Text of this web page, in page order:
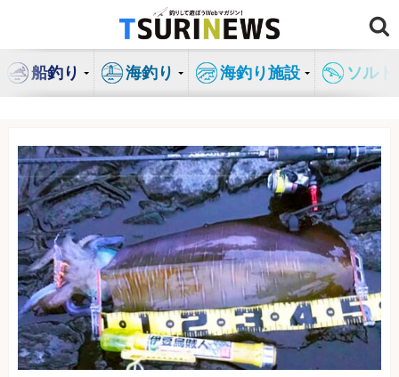
ン
船釣り 海釣り 海釣り施設 ソル